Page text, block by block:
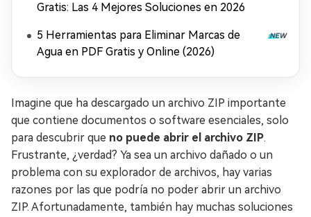
Gratis: Las 4 Mejores Soluciones en 2026
5 Herramientas para Eliminar Marcas de
Agua en PDF Gratis y Online (2026)
Imagine que ha descargado un archivo ZIP importante
que contiene documentos o software esenciales, solo
para descubrir que no puede abrir el archivo ZIP.
Frustrante, ¿verdad? Ya sea un archivo dañado o un
problema con su explorador de archivos, hay varias
razones por las que podría no poder abrir un archivo
ZIP. Afortunadamente, también hay muchas soluciones